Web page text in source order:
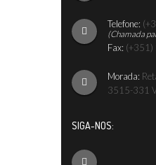
Telefone:
(Chamada
Fax:
Morada:
3515-331
SIGA-NOS: